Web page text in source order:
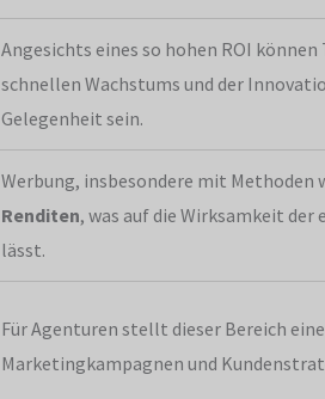
Angesichts eines so hohen ROI
schnellen Wachstums und der
Gelegenheit sein.
Werbung, insbesondere mit Methoden
Renditen, was auf die Wirksamkeit
lässt.
Für Agenturen stellt dieser Bereich
Marketingkampagnen und